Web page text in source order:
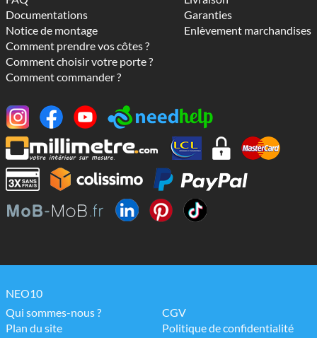
Documentations
Notice de montage
Comment prendre vos côtes ?
Comment choisir votre porte ?
Comment commander ?
Garanties
Enlèvement marchandises
NEO10
Qui sommes-nous ?
Plan du site
CGV
Politique de confidentialité